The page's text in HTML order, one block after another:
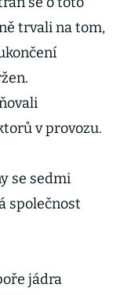
trvali na tom,
v provozu.
se sedmi
společnost
jádra